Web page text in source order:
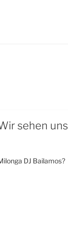
sehen uns
DJ Bailamos?